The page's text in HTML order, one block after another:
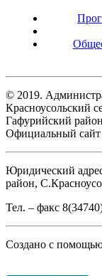
© 2019.
Красноусольский
Гафурийский
Официальный сайт
Юридический
район,
Тел. – факс
Создано с